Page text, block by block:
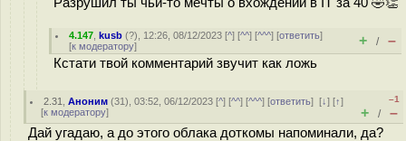
4.147 ,kusb (?), 12:26, 08/12/2023 [^] [^^] [^^^] [ответить]
[к модератору] + / –
Кстати твой комментарий звучит как ложь
2.31 ,Аноним (31), 03:52, 06/12/2023 [^] [^^] [^^^] [ответить][↓] [↑]
[к модератору]
–1
+ / –
Дай угадаю, а до этого облака доткомы напоминали, да?